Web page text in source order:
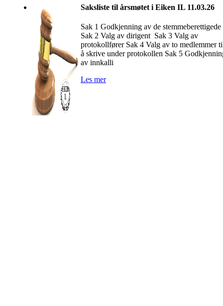
Saksliste til årsmøtet i Eiken IL 11.03.26
Sak 1 Godkjenning av de stemmeberettigede
Sak 2 Valg av dirigent Sak 3 Valg av
protokollfører Sak 4 Valg av to medlemmer
å skrive under protokollen Sak 5
av innkalli
Les mer